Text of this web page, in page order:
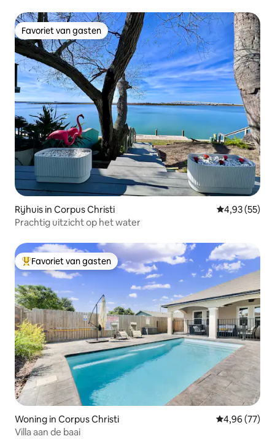
Favoriet van gasten
Favoriet van gasten
Rijhuis in Corpus Christi Gemiddelde
4,93 (55)
Prachtig uitzicht op het water
Topfavoriet van gasten
Favoriet van gasten
Woning in Corpus Christi Gemiddelde
4,96 (77)
Villa aan de baai